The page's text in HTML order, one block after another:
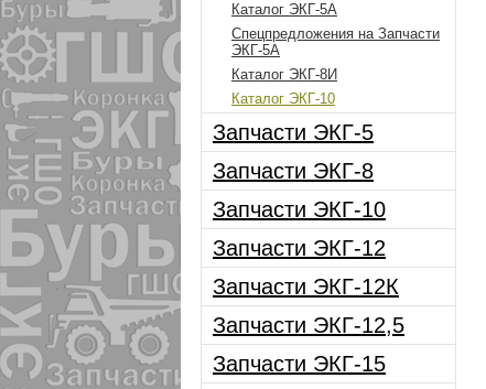
Каталог ЭКГ-5А
Спецпредложения на Запчасти
ЭКГ-5А
Каталог ЭКГ-8И
Каталог ЭКГ-10
Запчасти ЭКГ-5
Запчасти ЭКГ-8
Запчасти ЭКГ-10
Запчасти ЭКГ-12
Запчасти ЭКГ-12К
Запчасти ЭКГ-12,5
Запчасти ЭКГ-15